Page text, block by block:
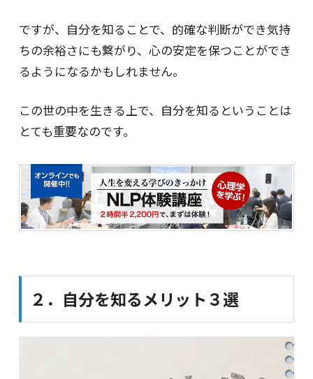
ですが、自分を知ることで、的確な判断ができ気持
ちの余裕さにも繋がり、心の安定を保つことができ
るようになるかもしれません。
この世の中を生きる上で、自分を知るということは
とても重要なのです。
２．自分を知るメリット３選